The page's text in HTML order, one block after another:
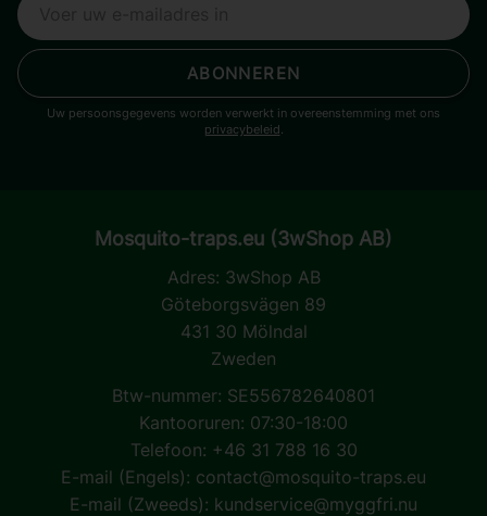
ABONNEREN
Uw persoonsgegevens worden verwerkt in overeenstemming met ons
privacybeleid.
Mosquito-traps.eu (3wShop AB)
Adres: 3wShop AB
Göteborgsvägen 89
431 30 Mölndal
Zweden
Btw-nummer: SE556782640801
Kantooruren: 07:30-18:00
Telefoon: +46 31 788 16 30
E-mail (Engels): contact@mosquito-traps.eu
E-mail (Zweeds): kundservice@myggfri.nu